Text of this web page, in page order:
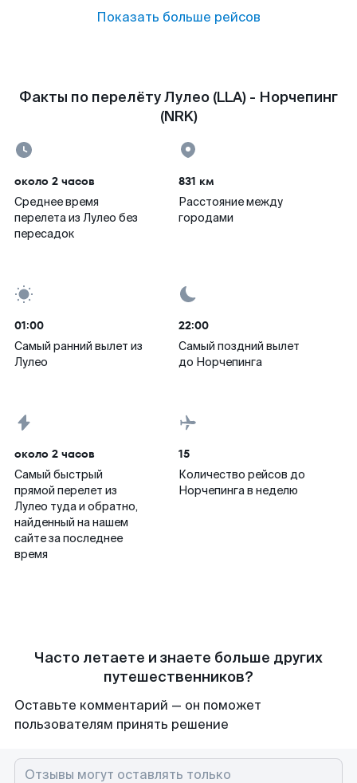
Показать больше рейсов
Факты по перелёту Лулео (LLA) - Норчепинг
(NRK)
около 2 часов
Среднее время
перелета из Лулео без
пересадок
831 км
Расстояние между
городами
01:00
Самый ранний вылет из
Лулео
22:00
Самый поздний вылет
до Норчепинга
около 2 часов
Самый быстрый
прямой перелет из
Лулео туда и обратно,
найденный на нашем
сайте за последнее
время
15
Количество рейсов до
Норчепинга в неделю
Часто летаете и знаете больше других
путешественников?
Оставьте комментарий — он поможет
пользователям принять решение